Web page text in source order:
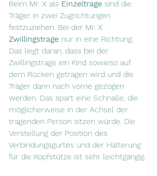
Beim Mr. X als Einzeltrage sind die
Träger in zwei Zugrichtungen
festzuziehen. Bei der Mr. X
Zwillingstrage nur in eine Richtung.
Das liegt daran, dass bei der
Zwillingstrage ein Kind sowieso auf
dem Rücken getragen wird und die
Träger dann nach vorne gezogen
werden. Das spart eine Schnalle, die
möglicherweise in der Achsel der
tragenden Person sitzen würde. Die
Verstellung der Position des
Verbindungsgurtes und der Halterung
für die Kopfstütze ist sehr leichtgängig.